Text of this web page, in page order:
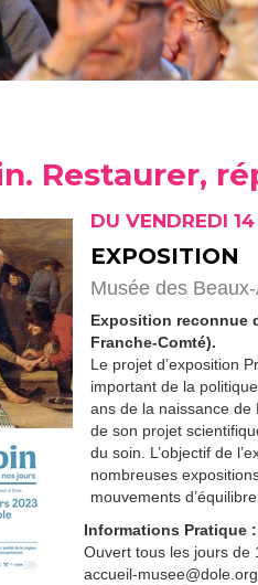
Restaurer,
DU VENDREDI
EXPOSITION
Musée des
Exposition reconnue
Franche-Comté).
Le projet d’exposition
important de la
ans de la naissance de
de son projet
du soin. L’objectif de
nombreuses
mouvements
Informations Pratique :
Ouvert tous les jours de
accueil-musee@dole.org